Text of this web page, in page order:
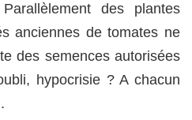
des plantes
anciennes de tomates ne
des semences autorisées
hypocrisie ? A chacun